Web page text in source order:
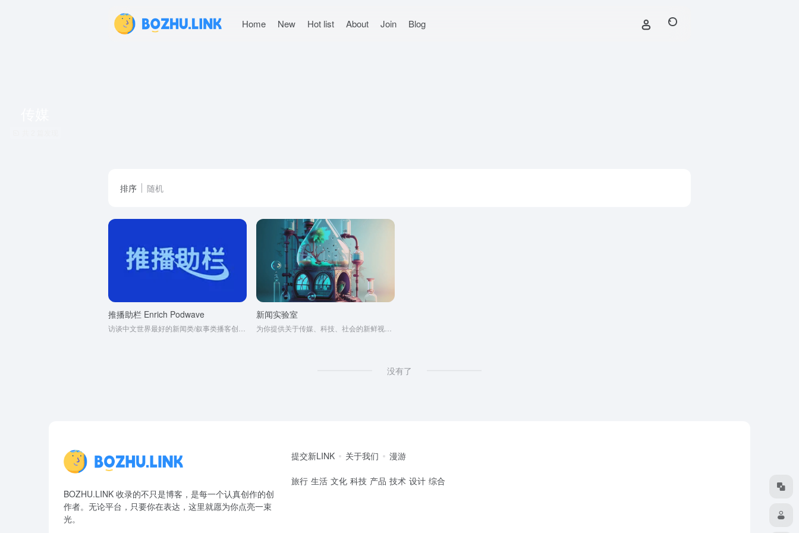
Home New Hot list About Join Blog
排序 随机
推播助栏 Enrich Podwave 新闻实验室
没有了
BOZHU.LINK 收录的不只是博客，是每一个认真创作的创
作者。无论平台，只要你在表达，这里就愿为你点亮一束
光。
提交新LINK 关于我们 漫游
旅行 生活 文化 科技 产品 技术 设计 综合